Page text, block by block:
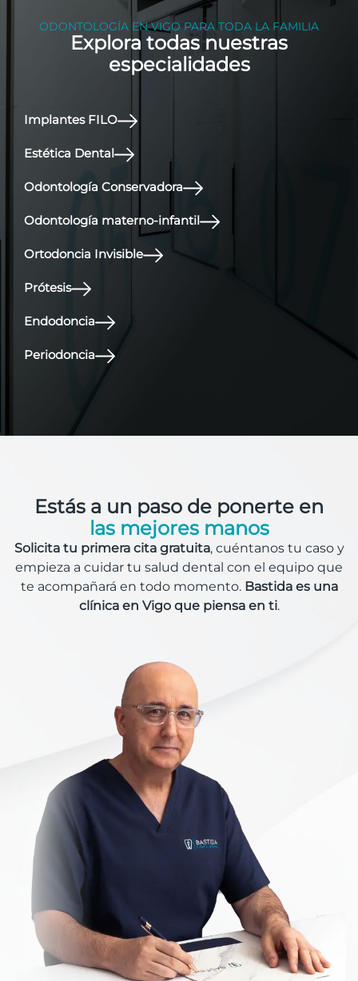
ODONTOLOGÍA EN VIGO PARA TODA LA FAMILIA
Explora todas nuestras
especialidades
Implantes FILO
Estética Dental
Odontología Conservadora
Odontología materno-infantil
Ortodoncia Invisible
Prótesis
Endodoncia
Periodoncia
Estás a un paso de ponerte en
las mejores manos
Solicita tu primera cita gratuita, cuéntanos tu caso y
empieza a cuidar tu salud dental con el equipo que
te acompañará en todo momento. Bastida es una
clínica en Vigo que piensa en ti.